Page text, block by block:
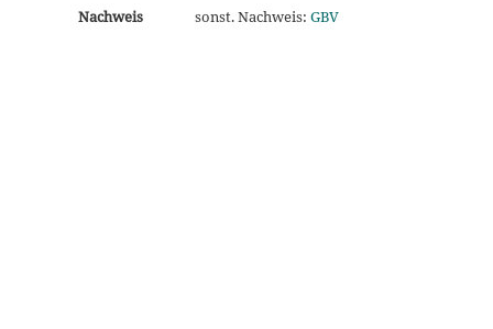
Nachweis sonst. Nachweis: GBV